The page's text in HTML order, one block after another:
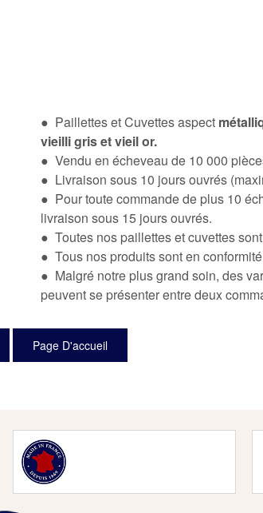
● Paillettes et Cuvettes aspect
vieilli gris et vieil or.
● Vendu en écheveau de 10 000
● Livraison sous 10 jours ouvrés
● Pour toute commande de plus 10
livraison sous 15 jours ouvrés.
● Toutes nos paillettes et cuvettes sont
● Tous nos produits sont en
● Malgré notre plus grand soin, des
peuvent se présenter entre deux